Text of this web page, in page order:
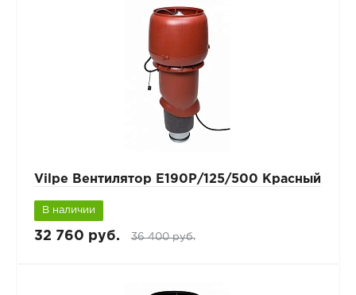
Vilpe Вентилятор Е190Р/125/500 Красный
В наличии
32 760 руб. 36 400 руб.